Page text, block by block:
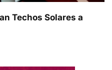
Techos Solares a